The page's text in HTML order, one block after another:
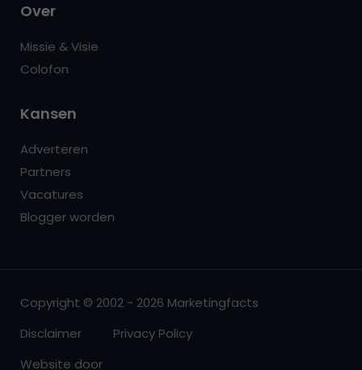
Over
Missie & Visie
Colofon
Kansen
Adverteren
Partners
Vacatures
Blogger worden
Copyright © 2002 - 2026 Marketingfacts
Disclaimer
Privacy Policy
Website door